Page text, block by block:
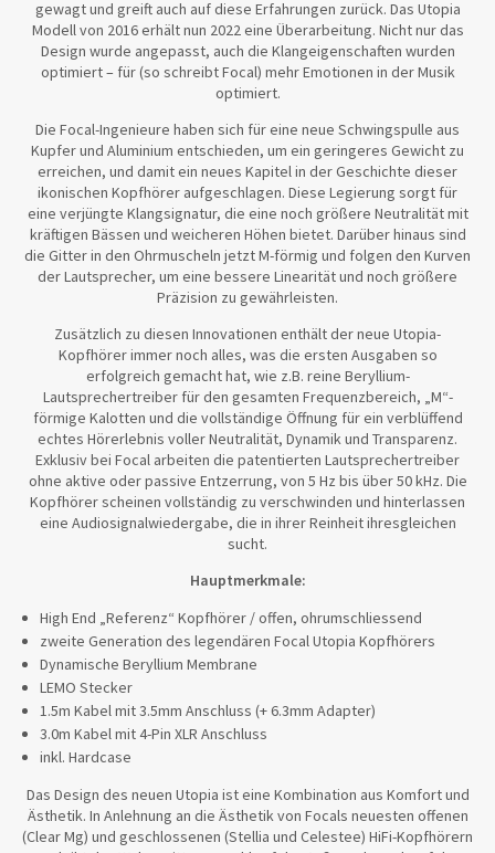
gewagt und greift auch auf diese Erfahrungen zurück. Das Utopia
Modell von 2016 erhält nun 2022 eine Überarbeitung. Nicht nur das
Design wurde angepasst, auch die Klangeigenschaften wurden
optimiert – für (so schreibt Focal) mehr Emotionen in der Musik
optimiert.
Die Focal-Ingenieure haben sich für eine neue Schwingspulle aus
Kupfer und Aluminium entschieden, um ein geringeres Gewicht zu
erreichen, und damit ein neues Kapitel in der Geschichte dieser
ikonischen Kopfhörer aufgeschlagen. Diese Legierung sorgt für
eine verjüngte Klangsignatur, die eine noch größere Neutralität mit
kräftigen Bässen und weicheren Höhen bietet. Darüber hinaus sind
die Gitter in den Ohrmuscheln jetzt M-förmig und folgen den Kurven
der Lautsprecher, um eine bessere Linearität und noch größere
Präzision zu gewährleisten.
Zusätzlich zu diesen Innovationen enthält der neue Utopia-
Kopfhörer immer noch alles, was die ersten Ausgaben so
erfolgreich gemacht hat, wie z.B. reine Beryllium-
Lautsprechertreiber für den gesamten Frequenzbereich, „M“-
förmige Kalotten und die vollständige Öffnung für ein verblüffend
echtes Hörerlebnis voller Neutralität, Dynamik und Transparenz.
Exklusiv bei Focal arbeiten die patentierten Lautsprechertreiber
ohne aktive oder passive Entzerrung, von 5 Hz bis über 50 kHz. Die
Kopfhörer scheinen vollständig zu verschwinden und hinterlassen
eine Audiosignalwiedergabe, die in ihrer Reinheit ihresgleichen
sucht.
Hauptmerkmale:
High End „Referenz“ Kopfhörer / offen, ohrumschliessend
zweite Generation des legendären Focal Utopia Kopfhörers
Dynamische Beryllium Membrane
LEMO Stecker
1.5m Kabel mit 3.5mm Anschluss (+ 6.3mm Adapter)
3.0m Kabel mit 4-Pin XLR Anschluss
inkl. Hardcase
Das Design des neuen Utopia ist eine Kombination aus Komfort und
Ästhetik. In Anlehnung an die Ästhetik von Focals neuesten offenen
(Clear Mg) und geschlossenen (Stellia und Celestee) HiFi-Kopfhörern